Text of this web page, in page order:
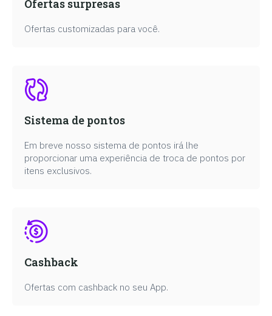
Ofertas surpresas
Ofertas customizadas para você.
Sistema de pontos
Em breve nosso sistema de pontos irá lhe
proporcionar uma experiência de troca de pontos por
itens exclusivos.
Cashback
Ofertas com cashback no seu App.